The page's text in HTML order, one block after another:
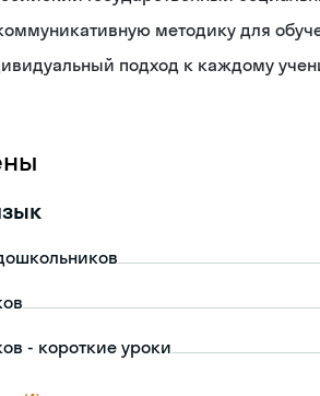
методику для
подход к каждому
- короткие уроки